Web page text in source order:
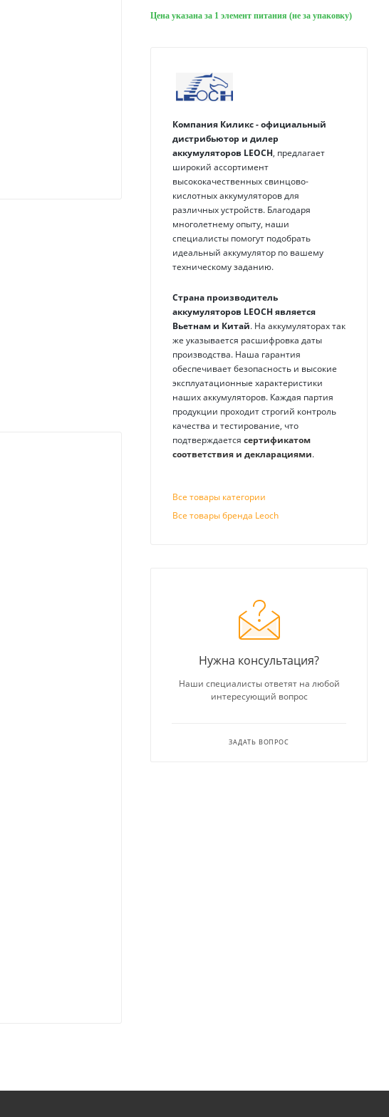
Цена указана за 1 элемент питания (не за упаковку)
Компания Киликс - официальный
дистрибьютор и дилер
аккумуляторов LEOCH, предлагает
широкий ассортимент
высококачественных свинцово-
кислотных аккумуляторов для
различных устройств. Благодаря
многолетнему опыту, наши
специалисты помогут подобрать
идеальный аккумулятор по вашему
техническому заданию.
Страна производитель
аккумуляторов LEOCH является
Вьетнам и Китай. На аккумуляторах так
же указывается расшифровка даты
производства. Наша гарантия
обеспечивает безопасность и высокие
эксплуатационные характеристики
наших аккумуляторов. Каждая партия
продукции проходит строгий контроль
качества и тестирование, что
подтверждается сертификатом
соответствия и декларациями.
Все товары категории
Все товары бренда Leoch
Нужна консультация?
Наши специалисты ответят на любой
интересующий вопрос
ЗАДАТЬ ВОПРОС